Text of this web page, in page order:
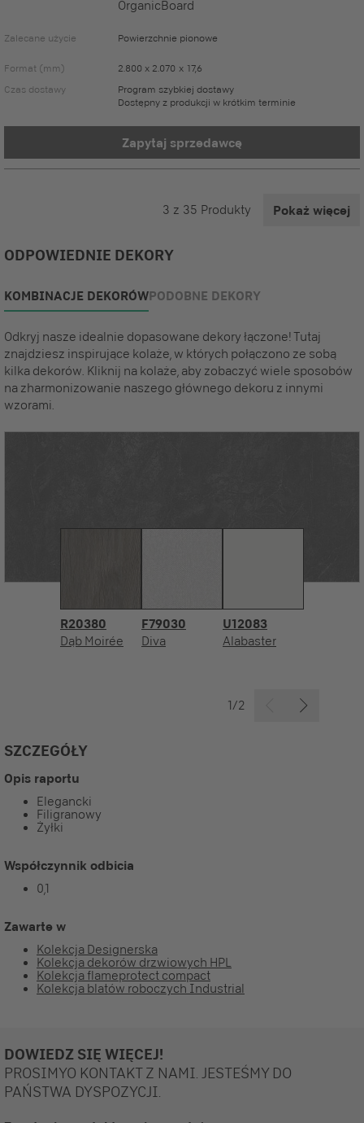
OrganicBoard
Zalecane użycie Powierzchnie pionowe
Format (mm)
2.800 x 2.070 x 17,6
Czas dostawy
Program szybkiej dostawy
Dostępny z produkcji w krótkim terminie
Zapytaj sprzedawcę
3 z 35 Produkty Pokaż więcej
ODPOWIEDNIE DEKORY
KOMBINACJE DEKORÓWPODOBNE DEKORY
Odkryj nasze idealnie dopasowane dekory łączone! Tutaj
znajdziesz inspirujące kolaże, w których połączono ze sobą
kilka dekorów. Kliknij na kolaże, aby zobaczyć wiele sposobów
na zharmonizowanie naszego głównego dekoru z innymi
wzorami.
R20380
Dąb Moirée
F79030
Diva
U12083
Alabaster
1/2
SZCZEGÓŁY
Opis raportu
Elegancki
Filigranowy
Żyłki
Współczynnik odbicia
0,1
Zawarte w
Kolekcja Designerska
Kolekcja dekorów drzwiowych HPL
Kolekcja flameprotect compact
Kolekcja blatów roboczych Industrial
DOWIEDZ SIĘ WIĘCEJ!
PROSIMYO KONTAKT Z NAMI. JESTEŚMY DO
PAŃSTWA DYSPOZYCJI.